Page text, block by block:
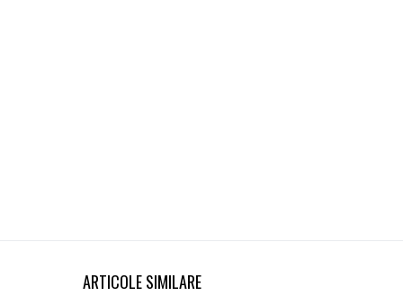
ARTICOLE SIMILARE